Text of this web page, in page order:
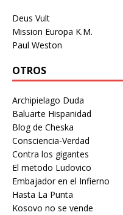
Deus Vult
Mission Europa K.M.
Paul Weston
OTROS
Archipielago Duda
Baluarte Hispanidad
Blog de Cheska
Consciencia-Verdad
Contra los gigantes
El metodo Ludovico
Embajador en el Infierno
Hasta La Punta
Kosovo no se vende